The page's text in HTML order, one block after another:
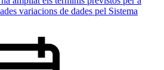
variacions de dades pel Sistema